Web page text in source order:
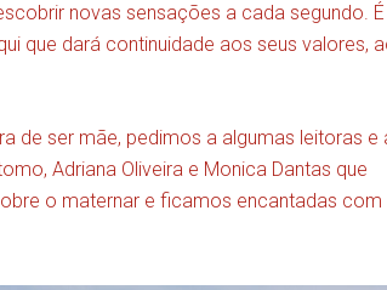
novas sensações a cada segundo.
que dará continuidade aos seus valores,
de ser mãe, pedimos a algumas leitoras e
Adriana Oliveira e Monica Dantas que
o maternar e ficamos encantadas com